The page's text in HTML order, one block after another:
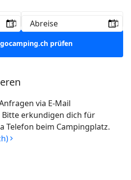
via E-Mail
erkundigen dich für
Telefon beim Campingplatz.